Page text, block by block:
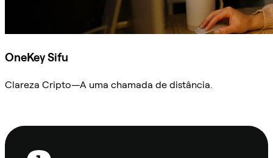
OneKey Sifu
Clareza Cripto—A uma chamada de distância.
Rodapé